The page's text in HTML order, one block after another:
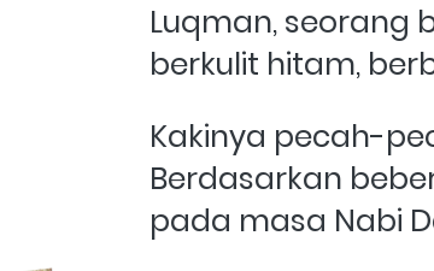
Luqman, seorang
berkulit hitam,
Kakinya pecah-
Berdasarkan
pada masa Nabi